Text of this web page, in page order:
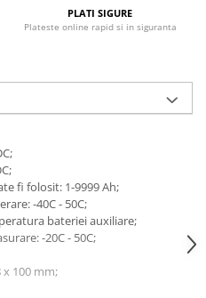
PLATI SIGURE
Plateste online rapid si in siguranta
fi folosit: 1-9999 Ah;
-40C - 50C;
bateriei auxiliare;
-20C - 50C;
x 100 mm;